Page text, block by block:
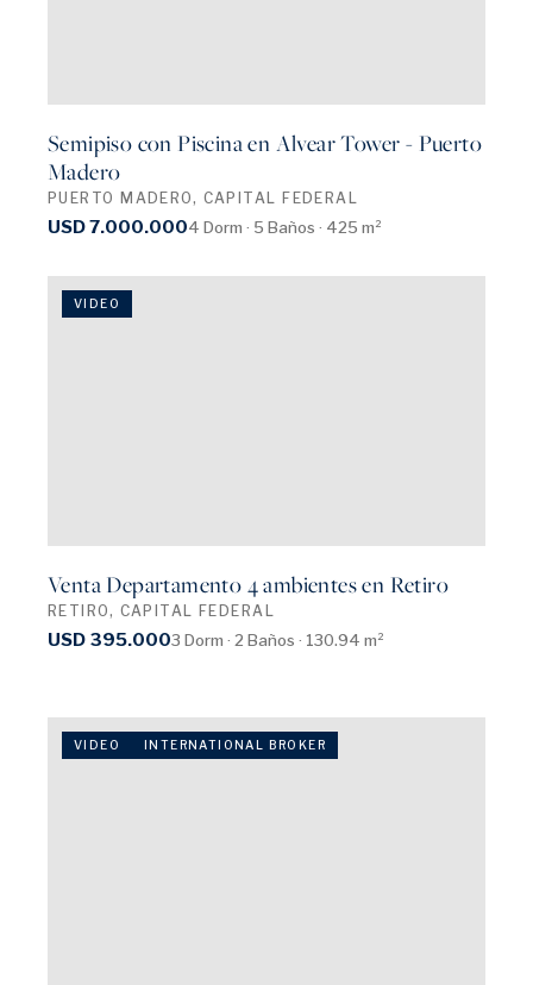
Semipiso con Piscina en Alvear Tower - Puerto
Madero
PUERTO MADERO, CAPITAL FEDERAL
USD 7.000.0004 Dorm · 5 Baños · 425 m²
VIDEO
Venta Departamento 4 ambientes en Retiro
RETIRO, CAPITAL FEDERAL
USD 395.0003 Dorm · 2 Baños · 130.94 m²
VIDEO INTERNATIONAL BROKER